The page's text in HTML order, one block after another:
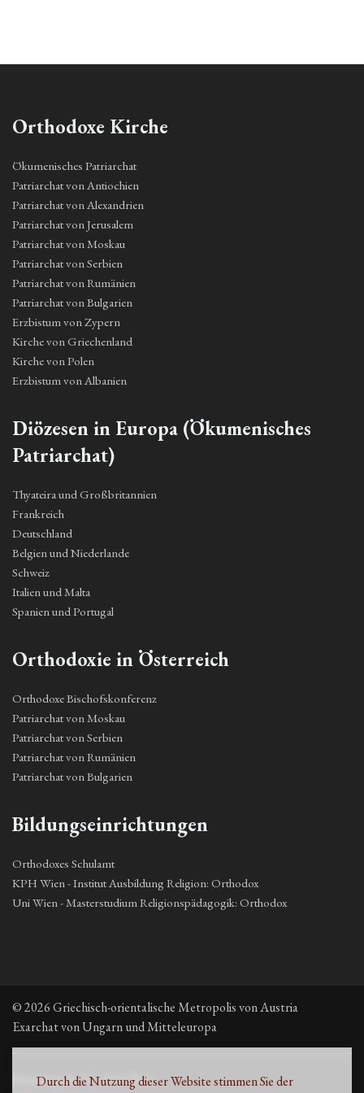
Durch die Nutzung dieser Website stimmen Sie der
Orthodoxe Kirche
Ökumenisches Patriarchat
Patriarchat von Antiochien
Patriarchat von Alexandrien
Patriarchat von Jerusalem
Patriarchat von Moskau
Patriarchat von Serbien
Patriarchat von Rumänien
Patriarchat von Bulgarien
Erzbistum von Zypern
Kirche von Griechenland
Kirche von Polen
Erzbistum von Albanien
Diözesen in Europa (Ökumenisches
Patriarchat)
Thyateira und Großbritannien
Frankreich
Deutschland
Belgien und Niederlande
Schweiz
Italien und Malta
Spanien und Portugal
Orthodoxie in Österreich
Orthodoxe Bischofskonferenz
Patriarchat von Moskau
Patriarchat von Serbien
Patriarchat von Rumänien
Patriarchat von Bulgarien
Bildungseinrichtungen
Orthodoxes Schulamt
KPH Wien - Institut Ausbildung Religion: Orthodox
Uni Wien - Masterstudium Religionspädagogik: Orthodox
© 2026 Griechisch-orientalische Metropolis von Austria
Exarchat von Ungarn und Mitteleuropa
Fleischmarkt 13, 1010 Wien